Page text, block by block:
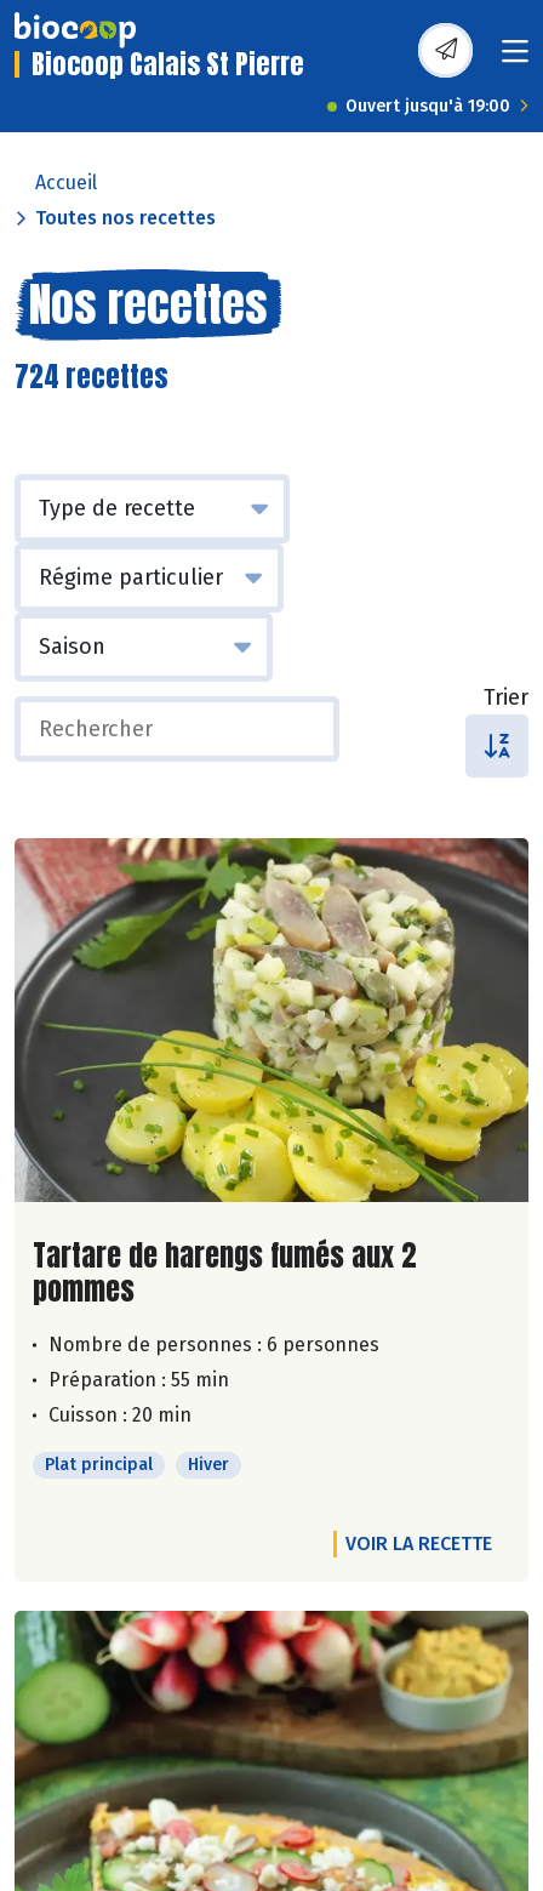
Biocoop Calais St Pierre
Ouvert jusqu'à 19:00
Accueil
Toutes nos recettes
Nos recettes
724 recettes
Trier
Lire la suite de la recette
Tartare de harengs fumés aux 2
pommes
Nombre de personnes : 6 personnes
Préparation : 55 min
Cuisson : 20 min
Plat principal Hiver
VOIR LA RECETTE